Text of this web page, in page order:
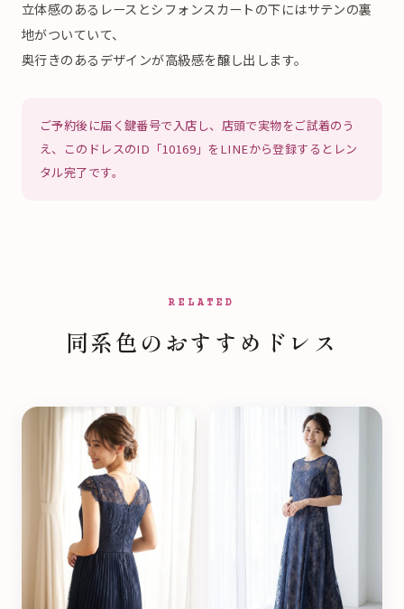
立体感のあるレースとシフォンスカートの下にはサテンの裏
地がついていて、
奥行きのあるデザインが高級感を醸し出します。
ご予約後に届く鍵番号で入店し、店頭で実物をご試着のう
え、このドレスのID「10169」をLINEから登録するとレン
タル完了です。
RELATED
同系色のおすすめドレス